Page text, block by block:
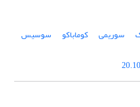
سوریمی کوماباکو سوسیس